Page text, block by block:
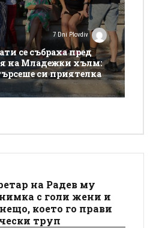
7 Dni Plovdiv
се събраха пред
на Младежки хълм:
си приятелка
на Радев му
с голи жени и
което го прави
труп